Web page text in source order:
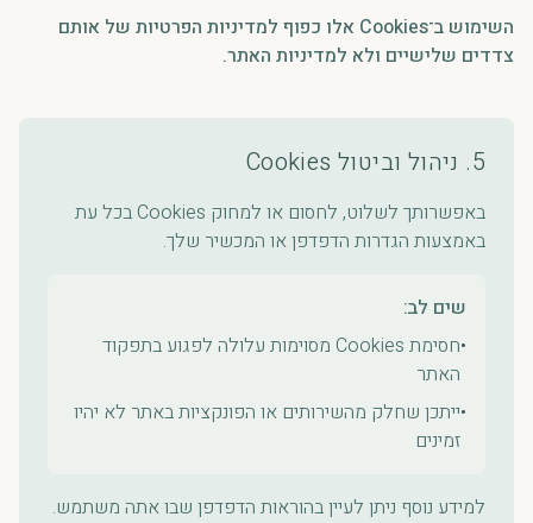
השימוש ב־Cookies אלו כפוף למדיניות הפרטיות של אותם
צדדים שלישיים ולא למדיניות האתר.
5. ניהול וביטול Cookies
באפשרותך לשלוט, לחסום או למחוק Cookies בכל עת
באמצעות הגדרות הדפדפן או המכשיר שלך.
שים לב:
•
חסימת Cookies מסוימות עלולה לפגוע בתפקוד
האתר
•ייתכן שחלק מהשירותים או הפונקציות באתר לא יהיו
זמינים
למידע נוסף ניתן לעיין בהוראות הדפדפן שבו אתה משתמש.